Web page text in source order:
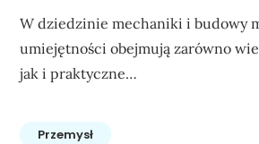
W dziedzinie mechaniki i budowy
umiejętności obejmują zarówno
jak i praktyczne…
Przemysł